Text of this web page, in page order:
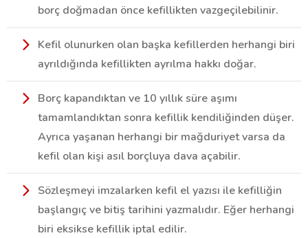
borç doğmadan önce kefillikten vazgeçilebilinir.
Kefil olunurken olan başka kefillerden herhangi biri
ayrıldığında kefillikten ayrılma hakkı doğar.
Borç kapandıktan ve 10 yıllık süre aşımı
tamamlandıktan sonra kefillik kendiliğinden düşer.
Ayrıca yaşanan herhangi bir mağduriyet varsa da
kefil olan kişi asıl borçluya dava açabilir.
Sözleşmeyi imzalarken kefil el yazısı ile kefilliğin
başlangıç ve bitiş tarihini yazmalıdır. Eğer herhangi
biri eksikse kefillik iptal edilir.